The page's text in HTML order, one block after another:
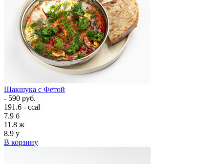
Шакшука с Фетой
- 590 руб.
191.6 - ccal
7.9 б
11.8 ж
8.9 у
В корзину